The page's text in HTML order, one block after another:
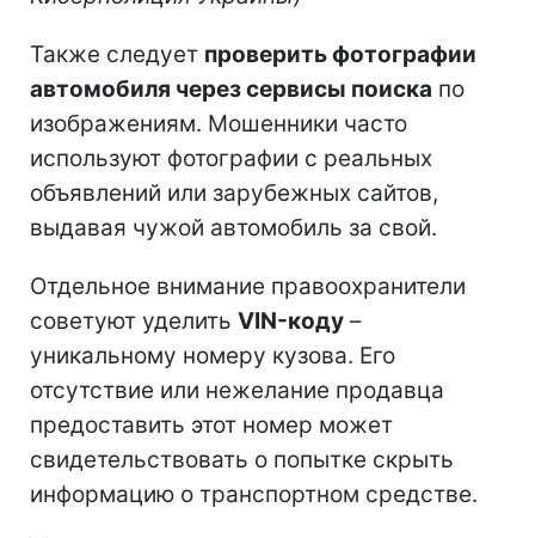
Также следует проверить фотографии
автомобиля через сервисы поиска по
изображениям. Мошенники часто
используют фотографии с реальных
объявлений или зарубежных сайтов,
выдавая чужой автомобиль за свой.
Отдельное внимание правоохранители
советуют уделить VIN-коду –
уникальному номеру кузова. Его
отсутствие или нежелание продавца
предоставить этот номер может
свидетельствовать о попытке скрыть
информацию о транспортном средстве.